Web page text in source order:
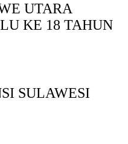
UTARA
KE 18 TAHUN
SULAWESI